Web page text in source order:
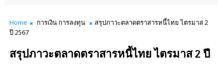
Home การเงิน การลงทุน
สรุปภาวะตลาดตราสารหนี้ไทย ไตรมาส 2
ปี 2567
สรุปภาวะตลาดตราสารหนี้ไทย ไตรมาส 2 ปี